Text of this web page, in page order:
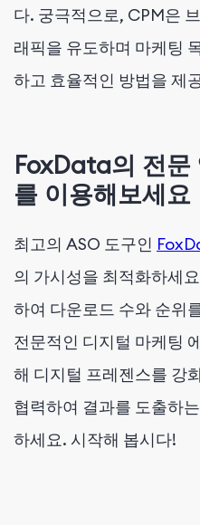
다. 궁극적으로, CPM은
래픽을 유도하며 마케팅
하고 효율적인 방법을 제
FoxData의 전문
를 이용해보세요
최고의 ASO 도구인
의 가시성을 최적화하세
하여 다운로드 수와 순위
전문적인 디지털 마케팅
해 디지털 프레젠스를 강
협력하여 결과를 도출하
하세요. 시작해 봅시다!